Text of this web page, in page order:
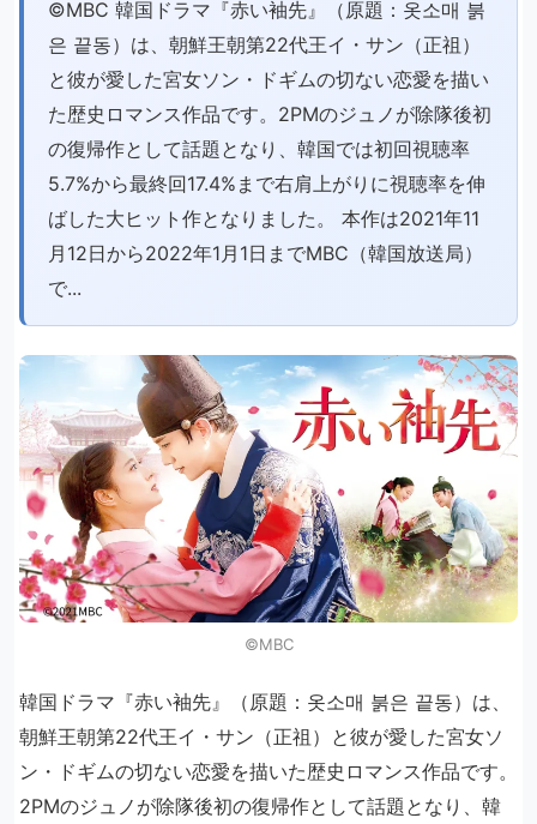
©︎MBC 韓国ドラマ『赤い袖先』（原題：옷소매 붉
은 끝동）は、朝鮮王朝第22代王イ・サン（正祖）
と彼が愛した宮女ソン・ドギムの切ない恋愛を描い
た歴史ロマンス作品です。2PMのジュノが除隊後初
の復帰作として話題となり、韓国では初回視聴率
5.7%から最終回17.4%まで右肩上がりに視聴率を伸
ばした大ヒット作となりました。 本作は2021年11
月12日から2022年1月1日までMBC（韓国放送局）
で...
©︎MBC
韓国ドラマ『赤い袖先』（原題：옷소매 붉은 끝동）は、
朝鮮王朝第22代王イ・サン（正祖）と彼が愛した宮女ソ
ン・ドギムの切ない恋愛を描いた歴史ロマンス作品です。
2PMのジュノが除隊後初の復帰作として話題となり、韓